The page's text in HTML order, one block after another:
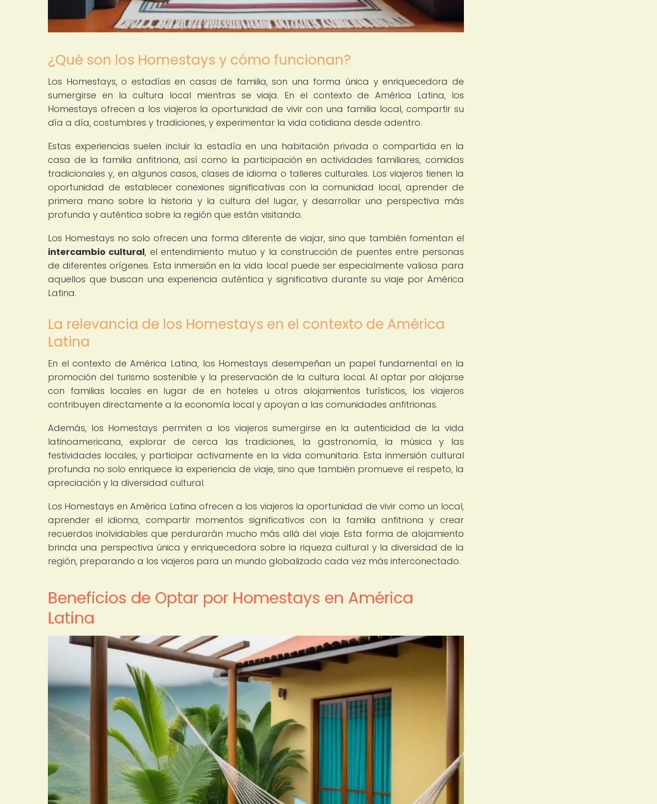
¿Qué son los Homestays y cómo funcionan?
Los Homestays, o estadías en casas de familia, son una forma única y enriquecedora de
sumergirse en la cultura local mientras se viaja. En el contexto de América Latina, los
Homestays ofrecen a los viajeros la oportunidad de vivir con una familia local, compartir su
día a día, costumbres y tradiciones, y experimentar la vida cotidiana desde adentro.
Estas experiencias suelen incluir la estadía en una habitación privada o compartida en la
casa de la familia anfitriona, así como la participación en actividades familiares, comidas
tradicionales y, en algunos casos, clases de idioma o talleres culturales. Los viajeros tienen la
oportunidad de establecer conexiones significativas con la comunidad local, aprender de
primera mano sobre la historia y la cultura del lugar, y desarrollar una perspectiva más
profunda y auténtica sobre la región que están visitando.
Los Homestays no solo ofrecen una forma diferente de viajar, sino que también fomentan el
intercambio cultural, el entendimiento mutuo y la construcción de puentes entre personas
de diferentes orígenes. Esta inmersión en la vida local puede ser especialmente valiosa para
aquellos que buscan una experiencia auténtica y significativa durante su viaje por América
Latina.
La relevancia de los Homestays en el contexto de América
Latina
En el contexto de América Latina, los Homestays desempeñan un papel fundamental en la
promoción del turismo sostenible y la preservación de la cultura local. Al optar por alojarse
con familias locales en lugar de en hoteles u otros alojamientos turísticos, los viajeros
contribuyen directamente a la economía local y apoyan a las comunidades anfitrionas.
Además, los Homestays permiten a los viajeros sumergirse en la autenticidad de la vida
latinoamericana, explorar de cerca las tradiciones, la gastronomía, la música y las
festividades locales, y participar activamente en la vida comunitaria. Esta inmersión cultural
profunda no solo enriquece la experiencia de viaje, sino que también promueve el respeto, la
apreciación y la diversidad cultural.
Los Homestays en América Latina ofrecen a los viajeros la oportunidad de vivir como un local,
aprender el idioma, compartir momentos significativos con la familia anfitriona y crear
recuerdos inolvidables que perdurarán mucho más allá del viaje. Esta forma de alojamiento
brinda una perspectiva única y enriquecedora sobre la riqueza cultural y la diversidad de la
región, preparando a los viajeros para un mundo globalizado cada vez más interconectado.
Beneficios de Optar por Homestays en América
Latina